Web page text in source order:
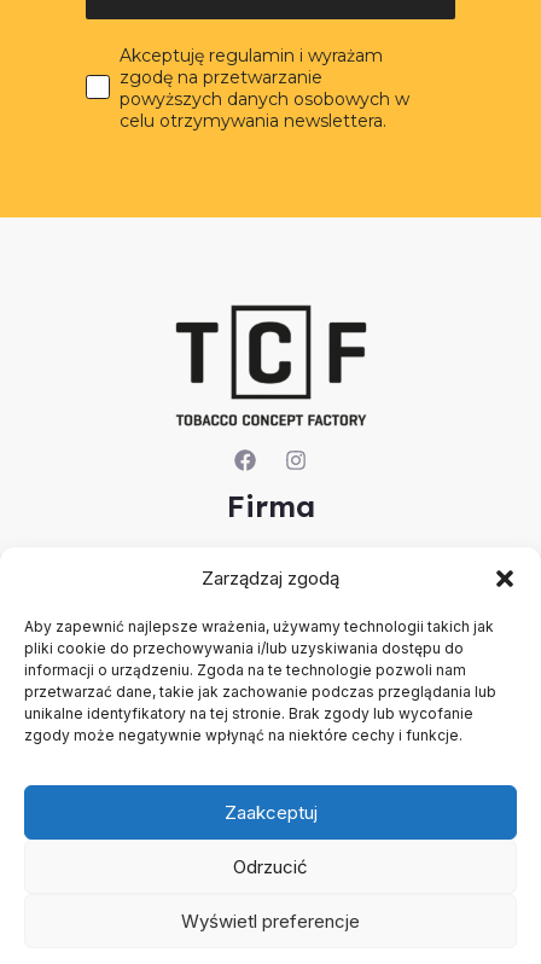
Zarządzaj zgodą
Aby zapewnić najlepsze wrażenia, używamy technologii takich jak
pliki cookie do przechowywania i/lub uzyskiwania dostępu do
informacji o urządzeniu. Zgoda na te technologie pozwoli nam
przetwarzać dane, takie jak zachowanie podczas przeglądania lub
unikalne identyfikatory na tej stronie. Brak zgody lub wycofanie
zgody może negatywnie wpłynąć na niektóre cechy i funkcje.
Zaakceptuj
Odrzucić
Wyświetl preferencje
Akceptuję regulamin i wyrażam
zgodę na przetwarzanie
powyższych danych osobowych w
celu otrzymywania newslettera.
Firma
Kontakt
Konto
Polityka prywatności
Regulamin
Copyright © 2026 B2B - Panel Hurtowy - TCF - Tobacco